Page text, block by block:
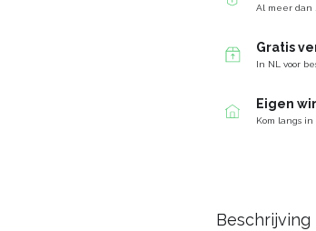
Al meer dan
Gratis
In NL voor
Eigen
Kom langs
Beschrijving